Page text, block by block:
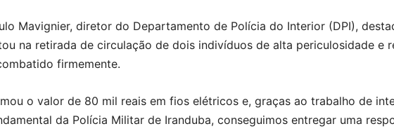
Mavignier, diretor do Departamento de Polícia do Interior (DPI),
na retirada de circulação de dois indivíduos de alta periculosidade
firmemente.
o valor de 80 mil reais em fios elétricos e, graças ao trabalho de
da Polícia Militar de Iranduba, conseguimos entregar uma